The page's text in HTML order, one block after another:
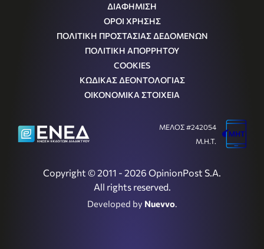
ΔΙΑΦΗΜΙΣΗ
ΟΡΟΙ ΧΡΗΣΗΣ
ΠΟΛΙΤΙΚΗ ΠΡΟΣΤΑΣΙΑΣ ΔΕΔΟΜΕΝΩΝ
ΠΟΛΙΤΙΚΗ ΑΠΟΡΡΗΤΟΥ
COOKIES
ΚΩΔΙΚΑΣ ΔΕΟΝΤΟΛΟΓΙΑΣ
ΟΙΚΟΝΟΜΙΚΑ ΣΤΟΙΧΕΙΑ
Copyright © 2011 - 2026 OpinionPost S.A.
All rights reserved.
Developed by Nuevvo
ΜΕΛΟΣ #242054
Μ.Η.Τ.